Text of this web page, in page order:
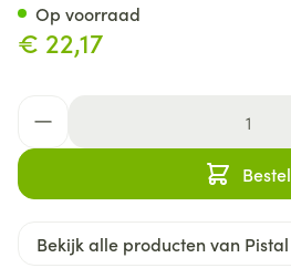
€ 22,17
Bestel
Op voorraad
Bekijk alle producten van Pistal